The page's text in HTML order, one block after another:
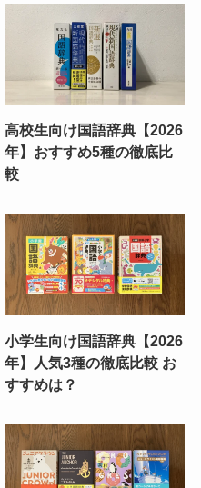
高校生向け国語辞典【2026
年】おすすめ5種の徹底比
較
小学生向け国語辞典【2026
年】人気3種の徹底比較 お
すすめは？